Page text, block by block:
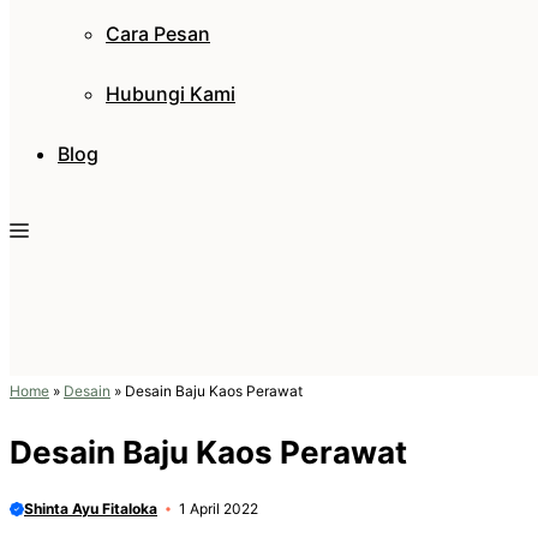
Cara Pesan
Hubungi Kami
Blog
Home » Desain » Desain Baju Kaos Perawat
Desain Baju Kaos Perawat
Shinta Ayu Fitaloka 1 April 2022